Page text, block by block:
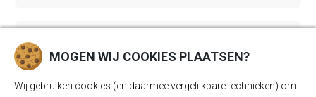
Topsnelheid
160 km/uMOGEN WIJ COOKIES PLAATSEN?
Wij gebruiken cookies (en daarmee vergelijkbare technieken) om